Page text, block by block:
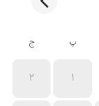
پ ج
1
2